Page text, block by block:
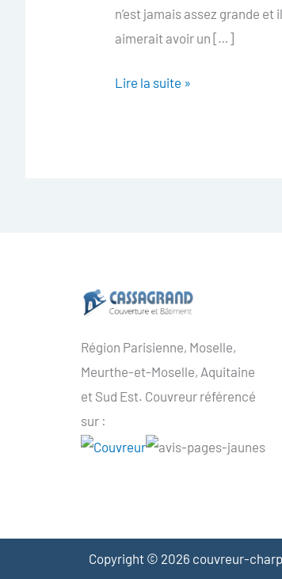
n’est jamais assez grande
aimerait avoir un […]
Lire la suite »
Région Parisienne, Moselle,
Meurthe-et-Moselle, Aquitaine
et Sud Est. Couvreur référencé
sur :
Copyright © 2026 couvreur-